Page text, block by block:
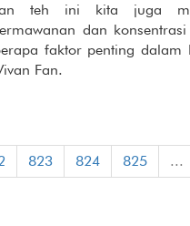
teh ini kita juga
dan
faktor penting dalam
Fan.
823 824 825 ...